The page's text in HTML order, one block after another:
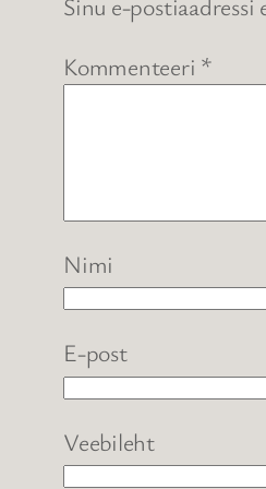
Kommenteeri *
Nimi
E-post
Veebileht